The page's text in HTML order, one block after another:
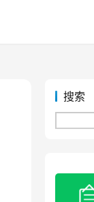
搜索